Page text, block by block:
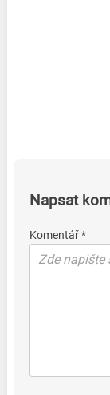
Napsat
Komentář *